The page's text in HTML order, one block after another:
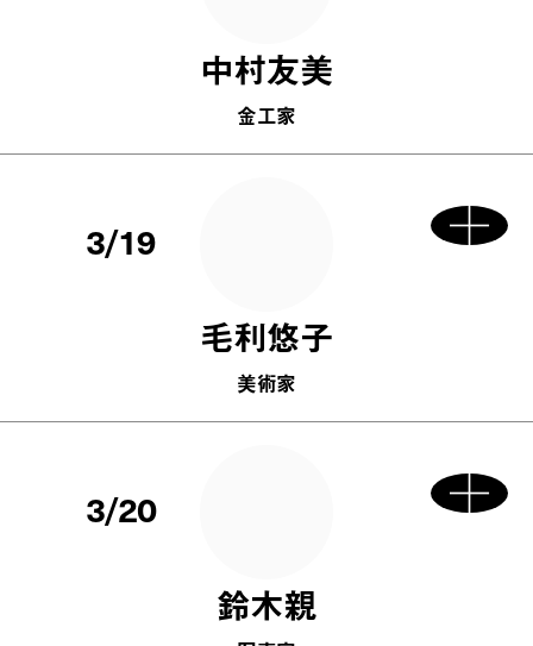
中村友美
金工家
3/19
毛利悠子
美術家
3/20
鈴木親